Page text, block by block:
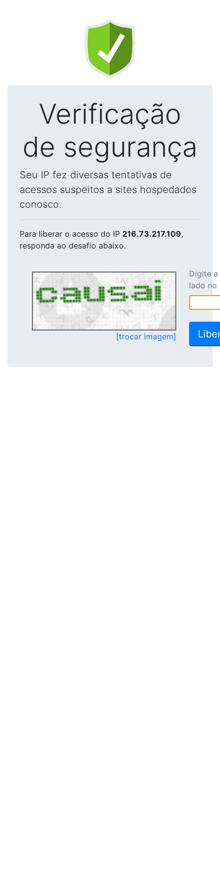
Verificação
de segurança
Seu IP fez diversas tentativas de
acessos suspeitos a sites hospedados
conosco.
Para liberar o acesso do IP 216.73.217.109,
responda ao desafio abaixo.
[trocar imagem]
Digite
lado no